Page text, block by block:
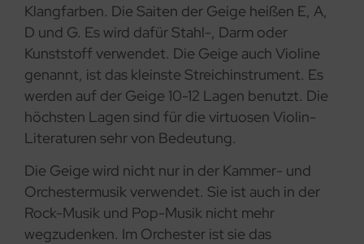
Klangfarben. Die Saiten der Geige heißen E, A,
D und G. Es wird dafür Stahl-, Darm oder
Kunststoff verwendet. Die Geige auch Violine
genannt, ist das kleinste Streichinstrument. Es
werden auf der Geige 10-12 Lagen benutzt. Die
höchsten Lagen sind für die virtuosen Violin-
Literaturen sehr von Bedeutung.
Die Geige wird nicht nur in der Kammer- und
Orchestermusik verwendet. Sie ist auch in der
Rock-Musik und Pop-Musik nicht mehr
wegzudenken. Im Orchester ist sie das